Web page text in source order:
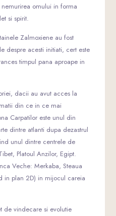
omului in forma
si spirit.
Zalmoxiene au fost
despre acesti initiati, cert este
timpul pana aproape in
dacii au avut acces la
din ce in ce mai
Carpatilor este unul din
dintre atlanti dupa dezastrul
unul dintre centrele de
Platoul Anzilor, Egipt.
Veche: Merkaba, Steaua
in plan 2D) in mijocul careia
de vindecare si evolutie